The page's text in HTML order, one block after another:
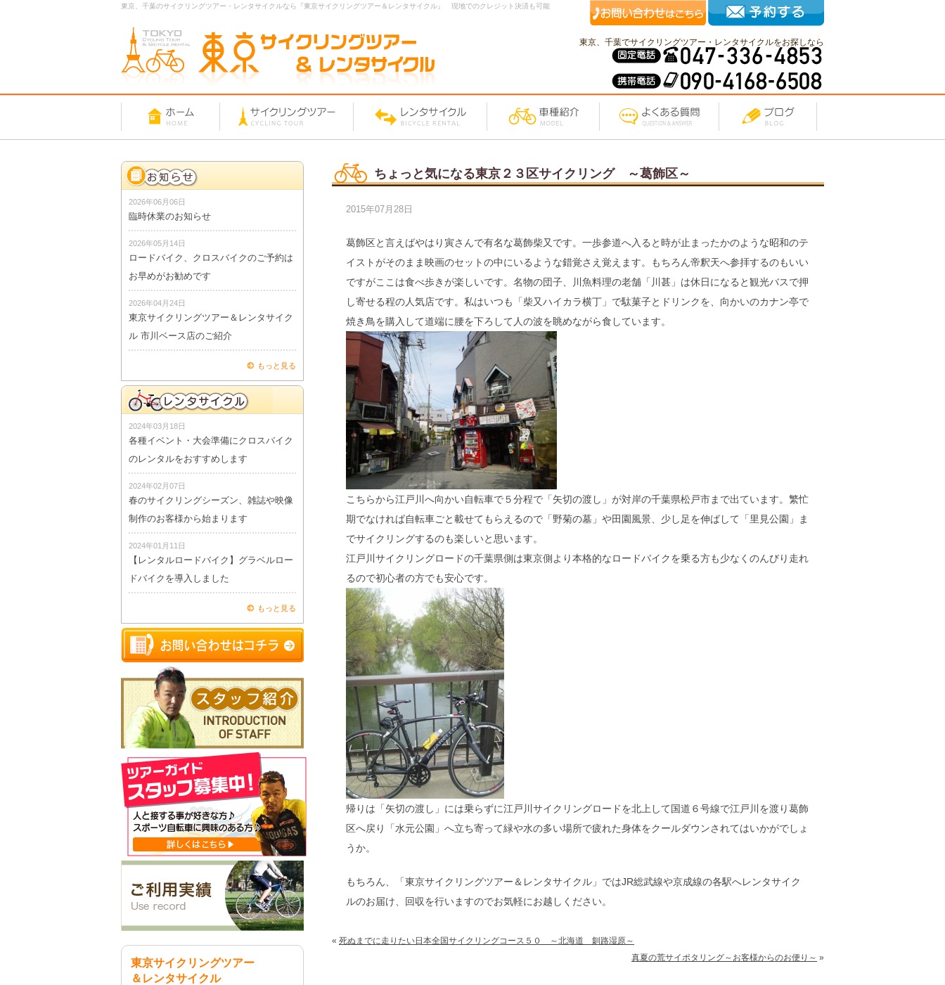
東京、千葉のサイクリングツアー・レンタサイクルなら『東京サイクリングツアー＆レンタサイクル』 現地でのクレジット決済も可能
東京、千葉でサイクリングツアー・レンタサイクルをお探しなら
ちょっと気になる東京２３区サイクリング ～葛飾区～
2015年07月28日
葛飾区と言えばやはり寅さんで有名な葛飾柴又です。一歩参道へ入ると時が止まったかのような昭和のテ
イストがそのまま映画のセットの中にいるような錯覚さえ覚えます。もちろん帝釈天へ参拝するのもいい
ですがここは食べ歩きが楽しいです。名物の団子、川魚料理の老舗「川甚」は休日になると観光バスで押
し寄せる程の人気店です。私はいつも「柴又ハイカラ横丁」で駄菓子とドリンクを、向かいのカナン亭で
焼き鳥を購入して道端に腰を下ろして人の波を眺めながら食しています。
こちらから江戸川へ向かい自転車で５分程で「矢切の渡し」が対岸の千葉県松戸市まで出ています。繁忙
期でなければ自転車ごと載せてもらえるので「野菊の墓」や田園風景、少し足を伸ばして「里見公園」ま
でサイクリングするのも楽しいと思います。
江戸川サイクリングロードの千葉県側は東京側より本格的なロードバイクを乗る方も少なくのんびり走れ
るので初心者の方でも安心です。
帰りは「矢切の渡し」には乗らずに江戸川サイクリングロードを北上して国道６号線で江戸川を渡り葛飾
区へ戻り「水元公園」へ立ち寄って緑や水の多い場所で疲れた身体をクールダウンされてはいかがでしょ
うか。
もちろん、「東京サイクリングツアー＆レンタサイクル」ではJR総武線や京成線の各駅へレンタサイク
ルのお届け、回収を行いますのでお気軽にお越しください。
« 死ぬまでに走りたい日本全国サイクリングコース５０ ～北海道 釧路湿原～
真夏の荒サイポタリング～お客様からのお便り～ »
2026年06月06日
臨時休業のお知らせ
2026年05月14日
ロードバイク、クロスバイクのご予約は
お早めがお勧めです
2026年04月24日
東京サイクリングツアー＆レンタサイク
ル 市川ベース店のご紹介
もっと見る
2024年03月18日
各種イベント・大会準備にクロスバイク
のレンタルをおすすめします
2024年02月07日
春のサイクリングシーズン、雑誌や映像
制作のお客様から始まります
2024年01月11日
【レンタルロードバイク】グラベルロー
ドバイクを導入しました
もっと見る
東京サイクリングツアー
＆レンタサイクル